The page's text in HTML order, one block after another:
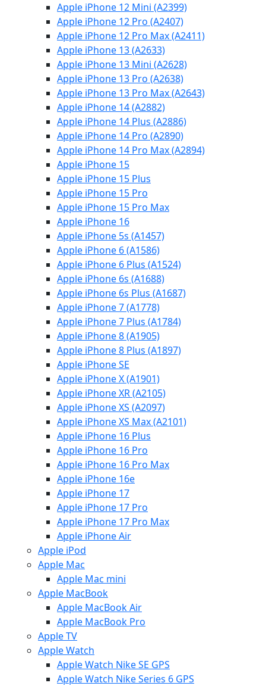
Apple iPhone 12 Mini (A2399)
Apple iPhone 12 Pro (A2407)
Apple iPhone 12 Pro Max (A2411)
Apple iPhone 13 (A2633)
Apple iPhone 13 Mini (A2628)
Apple iPhone 13 Pro (A2638)
Apple iPhone 13 Pro Max (A2643)
Apple iPhone 14 (A2882)
Apple iPhone 14 Plus (A2886)
Apple iPhone 14 Pro (A2890)
Apple iPhone 14 Pro Max (A2894)
Apple iPhone 15
Apple iPhone 15 Plus
Apple iPhone 15 Pro
Apple iPhone 15 Pro Max
Apple iPhone 16
Apple iPhone 5s (A1457)
Apple iPhone 6 (A1586)
Apple iPhone 6 Plus (A1524)
Apple iPhone 6s (A1688)
Apple iPhone 6s Plus (A1687)
Apple iPhone 7 (A1778)
Apple iPhone 7 Plus (A1784)
Apple iPhone 8 (A1905)
Apple iPhone 8 Plus (A1897)
Apple iPhone SE
Apple iPhone X (A1901)
Apple iPhone XR (A2105)
Apple iPhone XS (A2097)
Apple iPhone XS Max (A2101)
Apple iPhone 16 Plus
Apple iPhone 16 Pro
Apple iPhone 16 Pro Max
Apple iPhone 16e
Apple iPhone 17
Apple iPhone 17 Pro
Apple iPhone 17 Pro Max
Apple iPhone Air
Apple iPod
Apple Mac
Apple Mac mini
Apple MacBook
Apple MacBook Air
Apple MacBook Pro
Apple TV
Apple Watch
Apple Watch Nike SE GPS
Apple Watch Nike Series 6 GPS